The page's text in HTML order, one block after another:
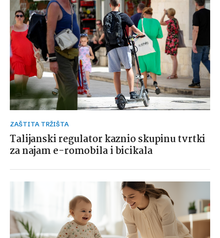
ZAŠTITA TRŽIŠTA
Talijanski regulator kaznio skupinu tvrtki
za najam e-romobila i bicikala